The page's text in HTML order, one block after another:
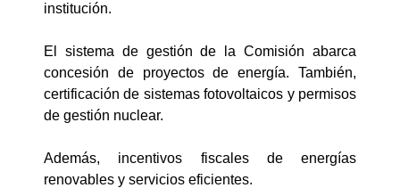
institución.
El sistema de gestión de la Comisión abarca
concesión de proyectos de energía. También,
certificación de sistemas fotovoltaicos y permisos
de gestión nuclear.
Además, incentivos fiscales de energías
renovables y servicios eficientes.